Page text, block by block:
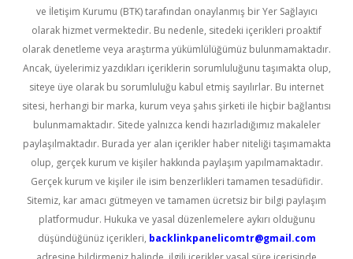
ve İletişim Kurumu (BTK) tarafından onaylanmış bir Yer Sağlayıcı
olarak hizmet vermektedir. Bu nedenle, sitedeki içerikleri proaktif
olarak denetleme veya araştırma yükümlülüğümüz bulunmamaktadır.
Ancak, üyelerimiz yazdıkları içeriklerin sorumluluğunu taşımakta olup,
siteye üye olarak bu sorumluluğu kabul etmiş sayılırlar. Bu internet
sitesi, herhangi bir marka, kurum veya şahıs şirketi ile hiçbir bağlantısı
bulunmamaktadır. Sitede yalnızca kendi hazırladığımız makaleler
paylaşılmaktadır. Burada yer alan içerikler haber niteliği taşımamakta
olup, gerçek kurum ve kişiler hakkında paylaşım yapılmamaktadır.
Gerçek kurum ve kişiler ile isim benzerlikleri tamamen tesadüfidir.
Sitemiz, kar amacı gütmeyen ve tamamen ücretsiz bir bilgi paylaşım
platformudur. Hukuka ve yasal düzenlemelere aykırı olduğunu
düşündüğünüz içerikleri, backlinkpanelicomtr@gmail.com